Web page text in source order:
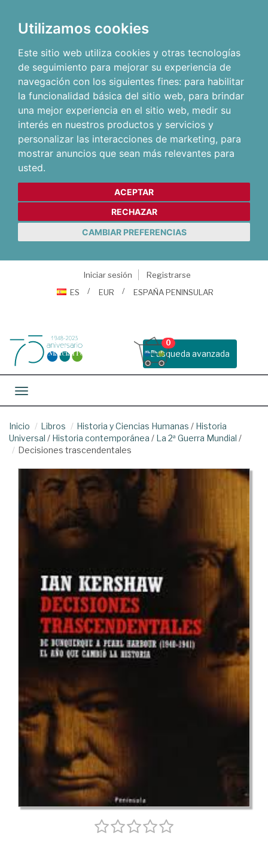
Utilizamos cookies
Este sitio web utiliza cookies y otras tecnologías
de seguimiento para mejorar su experiencia de
navegación con los siguientes fines: para habilitar
la funcionalidad básica del sitio web, para brindar
una mejor experiencia en el sitio web, medir su
interés en nuestros productos y servicios y
personalizar las interacciones de marketing, para
mostrar anuncios que sean más relevantes para
usted.
ACEPTAR
RECHAZAR
CAMBIAR PREFERENCIAS
Iniciar sesión
Registrarse
ES
EUR ESPAÑA PENINSULAR
Busqueda avanzada
0
Toggle navigation
Inicio Libros Historia y Ciencias Humanas / Historia
Universal / Historia contemporánea / La 2ª Guerra Mundial /
Decisiones trascendentales